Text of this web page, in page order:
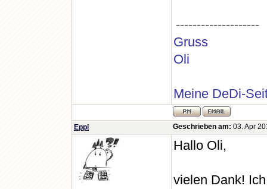
--------------------
Gruss
Oli
Meine DeDi-
Eppi Geschrieben am: 03. Apr
Hallo Oli,
vielen Dank!